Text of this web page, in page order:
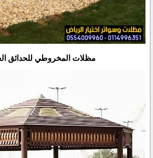
مظلات المخروطي للحدائق